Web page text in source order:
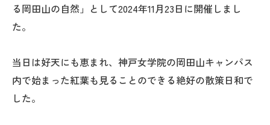
る岡田山の自然」として2024年11月23日に開催しまし
た。
当日は好天にも恵まれ、神戸女学院の岡田山キャンパス
内で始まった紅葉も見ることのできる絶好の散策日和で
した。